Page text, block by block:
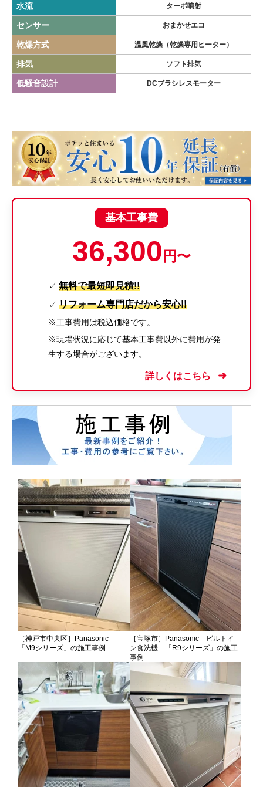
水流 ターボ噴射
センサー おまかせエコ
乾燥方式 温風乾燥（乾燥専用ヒーター）
排気 ソフト排気
低騒音設計 DCブラシレスモーター
基本工事費
36,300 円〜
✓ 無料で最短即見積!!
✓ リフォーム専門店だから安心!!
※工事費用は税込価格です。
※現場状況に応じて基本工事費以外に費用が発
生する場合がございます。
詳しくはこちら
［神戸市中央区］Panasonic
「M9シリーズ」の施工事例
［宝塚市］Panasonic ビルトイ
ン食洗機 「R9シリーズ」の施工
事例